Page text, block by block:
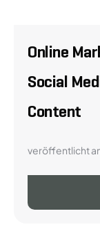
Online
Social
Content
veröffentlicht